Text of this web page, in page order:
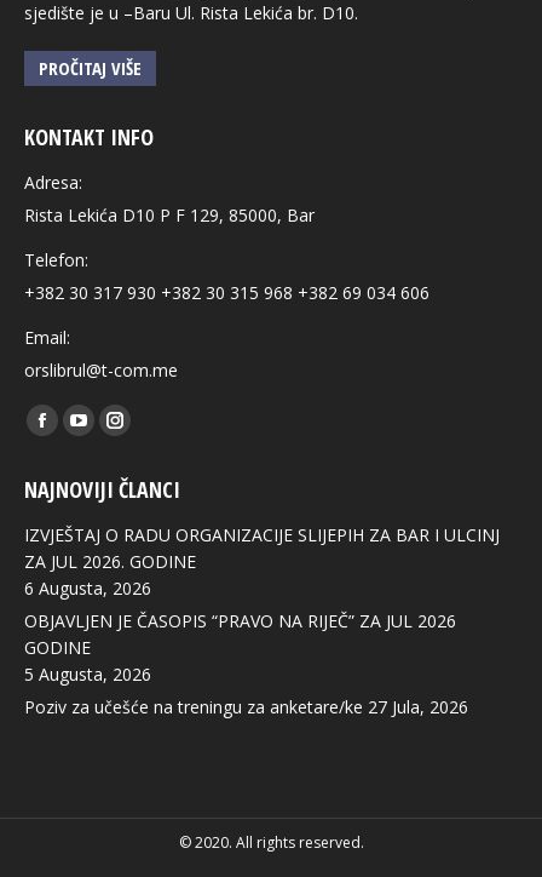
sjedište je u –Baru Ul. Rista Lekića br. D10.
PROČITAJ VIŠE
KONTAKT INFO
Adresa:
Rista Lekića D10 P F 129, 85000, Bar
Telefon:
+382 30 317 930 +382 30 315 968 +382 69 034 606
Email:
orslibrul@t-com.me
Find us on:
Facebook
opens
in
new
window
YouTube
opens
in
new
window
Instagram
opens
in
new
window
NAJNOVIJI ČLANCI
IZVJEŠTAJ O RADU ORGANIZACIJE SLIJEPIH ZA BAR I ULCINJ
ZA JUL 2026. GODINE
6 Augusta, 2026
OBJAVLJEN JE ČASOPIS “PRAVO NA RIJEČ” ZA JUL 2026
GODINE
5 Augusta, 2026
Poziv za učešće na treningu za anketare/ke 27 Jula, 2026
© 2020. All rights reserved.